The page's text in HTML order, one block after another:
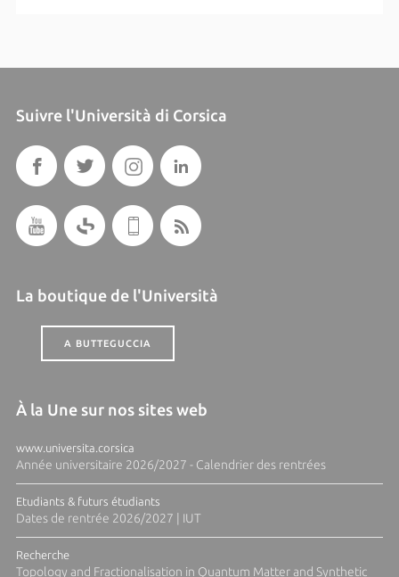
Suivre l'Università di Corsica
La boutique de l'Università
A BUTTEGUCCIA
À la Une sur nos sites web
www.universita.corsica
Année universitaire 2026/2027 - Calendrier des rentrées
Etudiants & futurs étudiants
Dates de rentrée 2026/2027 | IUT
Recherche
Topology and Fractionalisation in Quantum Matter and Synthetic